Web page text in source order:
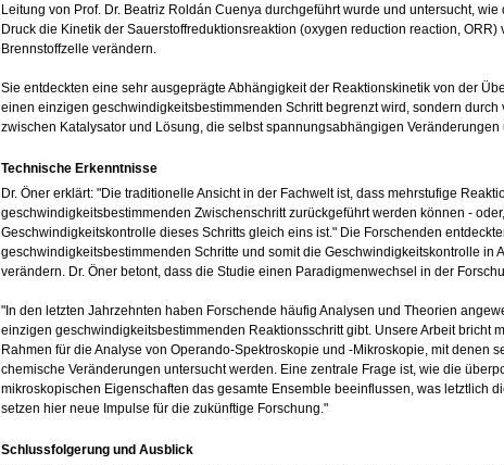
Leitung von Prof. Dr. Beatriz Roldán Cuenya durchgeführt wurde und untersucht,
Druck die Kinetik der Sauerstoffreduktionsreaktion (oxygen reduction reaction,
Brennstoffzelle verändern.
Sie entdeckten eine sehr ausgeprägte Abhängigkeit der Reaktionskinetik von der
einen einzigen geschwindigkeitsbestimmenden Schritt begrenzt wird, sondern
zwischen Katalysator und Lösung, die selbst spannungsabhängigen Veränderungen
Technische Erkenntnisse
Dr. Öner erklärt: "Die traditionelle Ansicht in der Fachwelt ist, dass mehrstufige
geschwindigkeitsbestimmenden Zwischenschritt zurückgeführt werden können -
Geschwindigkeitskontrolle dieses Schritts gleich eins ist." Die Forschenden
geschwindigkeitsbestimmenden Schritte und somit die Geschwindigkeitskontrolle in
verändern. Dr. Öner betont, dass die Studie einen Paradigmenwechsel in der
"In den letzten Jahrzehnten haben Forschende häufig Analysen und Theorien
einzigen geschwindigkeitsbestimmenden Reaktionsschritt gibt. Unsere Arbeit bricht
Rahmen für die Analyse von Operando-Spektroskopie und -Mikroskopie, mit denen
chemische Veränderungen untersucht werden. Eine zentrale Frage ist, wie die
mikroskopischen Eigenschaften das gesamte Ensemble beeinflussen, was letztlich
setzen hier neue Impulse für die zukünftige Forschung."
Schlussfolgerung und Ausblick